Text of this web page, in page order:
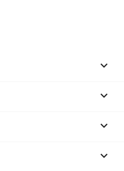



keyboard_arrow_down